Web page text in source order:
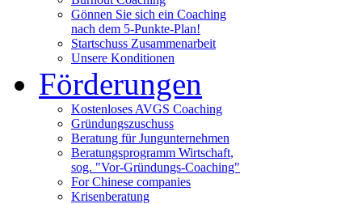
Gönnen Sie sich ein Coaching
nach dem 5-Punkte-Plan!
Startschuss Zusammenarbeit
Unsere Konditionen
Förderungen
Kostenloses AVGS Coaching
Gründungszuschuss
Beratung für Jungunternehmen
Beratungsprogramm Wirtschaft,
sog. "Vor-Gründungs-Coaching"
For Chinese companies
Krisenberatung